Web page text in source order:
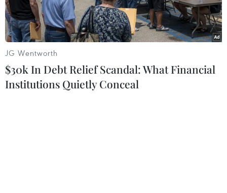
JG Wentworth
$30k In Debt Relief Scandal: What Financial
Institutions Quietly Conceal